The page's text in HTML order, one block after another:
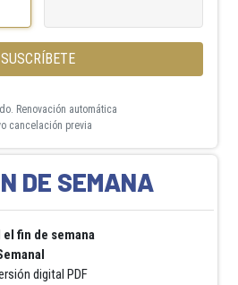
SUSCRÍBETE
Renovación automática
cancelación previa
DE SEMANA
fin de semana
digital PDF